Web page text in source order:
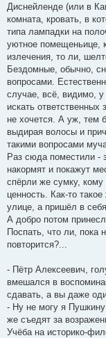
Диснейленде (или в
комната, кровать, в
типа лампадки на
уютное помещеньице,
излечения, то ли,
Бездомные, обычно,
вопросами.
случае, всё, видимо, у
искать ответственных
не хочется. А уж, тем
выдирая волосы и
такими вопросами
Раз сюда поместили -
накормят и покажут
спёрли же сумку,
ценность. Как-то
улице, а пришёл в
А добро потом
Поспать, что ли, пока
повторится?...
- Пётр Алексеевич,
вмешался в
сдавать, а вы даже
- Ну не могу я
же съедят за
Учёба на историко-